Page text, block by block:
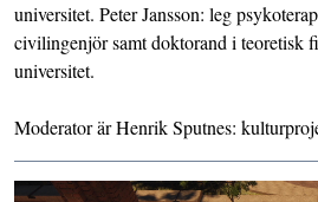
universitet. Peter Jansson: leg
civilingenjör samt doktorand i teoretisk
universitet.
Moderator är Henrik Sputnes: